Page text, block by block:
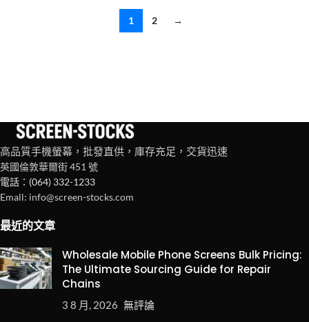
1 2 →
高品質手機螢幕，批發直供，庫存充足，交貨迅速
英國倫敦華爾街 451 號
電話：(064) 332-1233
Emall: info@screen-stocks.com
最近的文章
Wholesale Mobile Phone Screens Bulk Pricing:
The Ultimate Sourcing Guide for Repair
Chains
3 8 月, 2026 無評論